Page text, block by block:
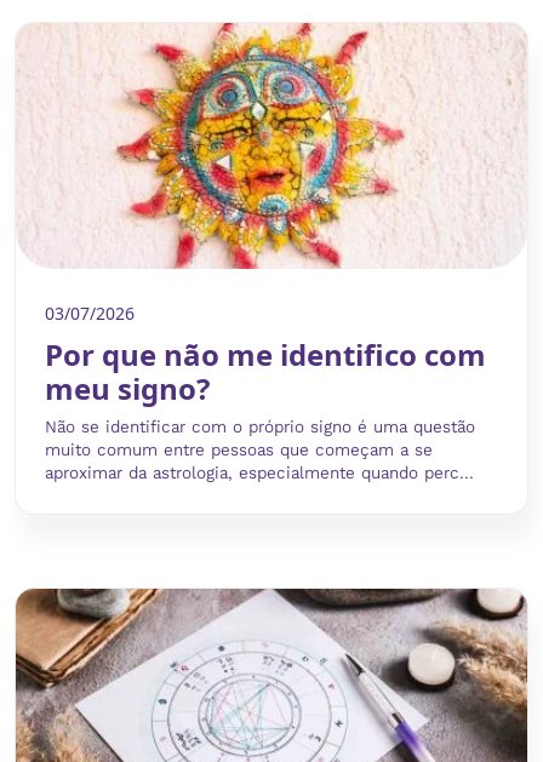
03/07/2026
Por que não me identifico com
meu signo?
Não se identificar com o próprio signo é uma questão
muito comum entre pessoas que começam a se
aproximar da astrologia, especialmente quando perc...